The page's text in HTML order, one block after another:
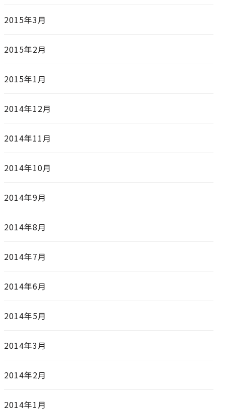
2015年3月
2015年2月
2015年1月
2014年12月
2014年11月
2014年10月
2014年9月
2014年8月
2014年7月
2014年6月
2014年5月
2014年3月
2014年2月
2014年1月